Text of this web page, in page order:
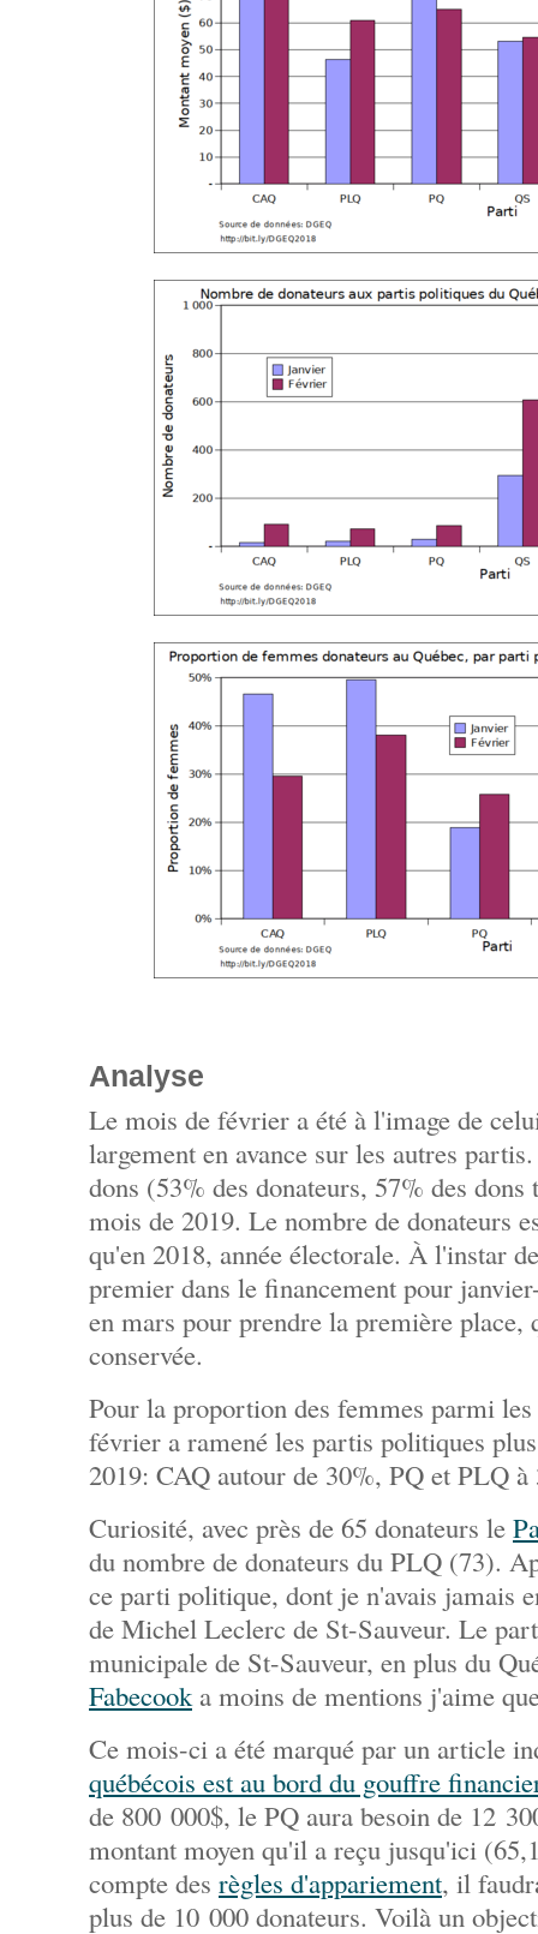
Analyse
Le mois de février a été à l'image de
largement en avance sur les autres
dons (53% des donateurs, 57% des
mois de 2019. Le nombre de donateurs
qu'en 2018, année électorale. À l'instar
premier dans le financement pour
en mars pour prendre la première place,
conservée.
Pour la proportion des femmes parmi
février a ramené les partis politiques
2019: CAQ autour de 30%, PQ et PLQ
Curiosité, avec près de 65 donateurs le
du nombre de donateurs du PLQ (73).
ce parti politique, dont je n'avais jamais
de Michel Leclerc de St-Sauveur. Le
municipale de St-Sauveur, en plus du
Fabecook a moins de mentions j'aime
Ce mois-ci a été marqué par un article
québécois est au bord du gouffre
de 800 000$, le PQ aura besoin de 12
montant moyen qu'il a reçu jusqu'ici
compte des règles d'appariement, il
plus de 10 000 donateurs. Voilà un